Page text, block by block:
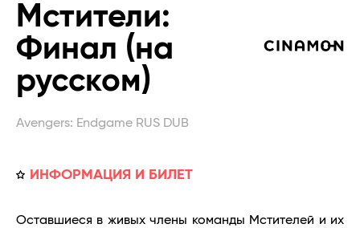
Мстители:
Финал (на
русском)
Avengers: Endgame RUS DUB
ИНФОРМАЦИЯ И БИЛЕТ
Оставшиеся в живых члены команды Мстителей и их